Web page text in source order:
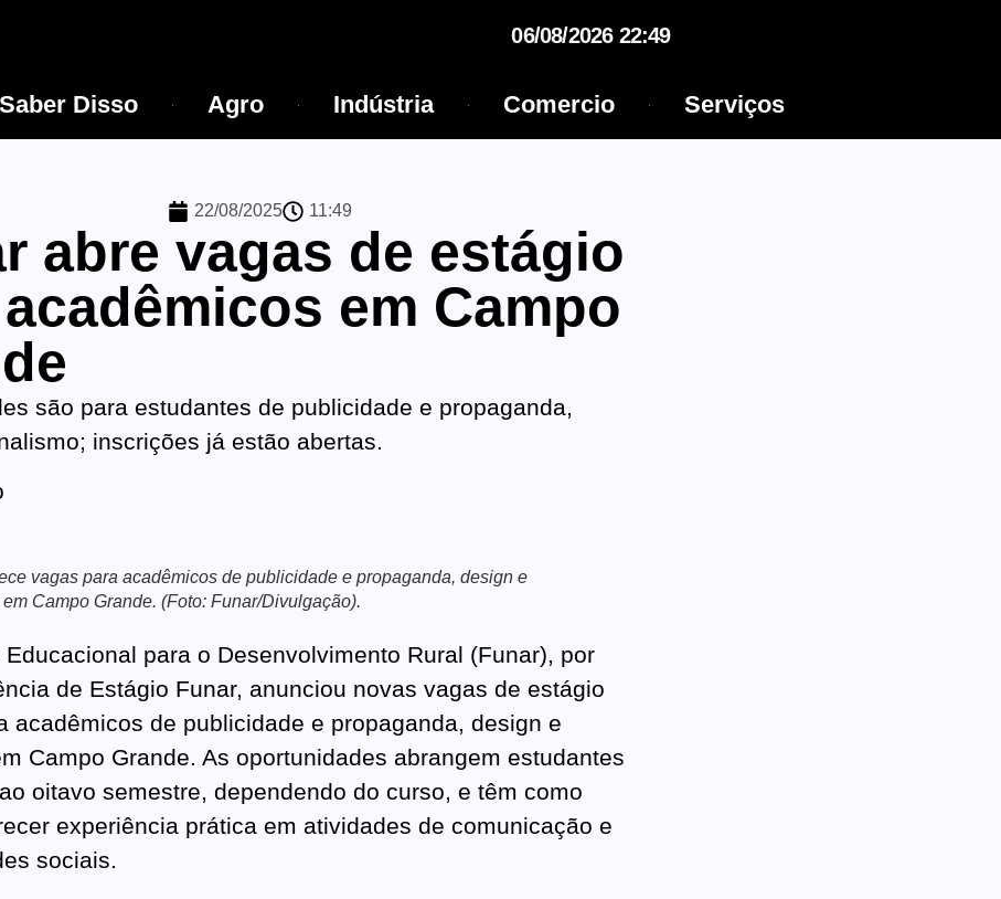
06/08/2026 22:49
Disso Agro Indústria Comercio Serviços
22/08/2025 11:49
abre vagas de estágio
em Campo
são para estudantes de publicidade e propaganda,
inscrições já estão abertas.
vagas para acadêmicos de publicidade e propaganda, design e
Campo Grande. (Foto: Funar/Divulgação).
Educacional para o Desenvolvimento Rural (Funar), por
de Estágio Funar, anunciou novas vagas de estágio
acadêmicos de publicidade e propaganda, design e
Campo Grande. As oportunidades abrangem estudantes
oitavo semestre, dependendo do curso, e têm como
experiência prática em atividades de comunicação e
sociais.